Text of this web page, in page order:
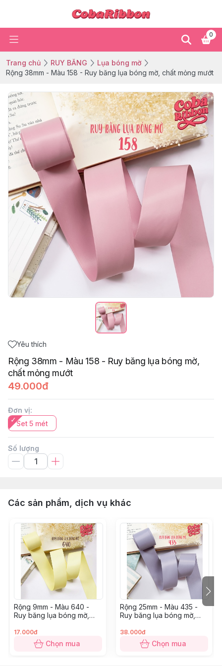
0
Trang chủ RUY BĂNG
Lụa bóng mờ
Rộng 38mm - Màu 158 - Ruy băng lụa bóng mờ, chất mỏng mướt
Yêu thích
Rộng 38mm - Màu 158 - Ruy băng lụa bóng mờ,
chất mỏng mướt
49.000đ
Đơn vị:
Set 5 mét
Số lượng
Các sản phẩm, dịch vụ khác
Rộng 9mm - Màu 640 -
Ruy băng lụa bóng mờ,
17.000đ
Chọn mua
Rộng 25mm - Màu 435 -
Ruy băng lụa bóng mờ,
38.000đ
Chọn mua